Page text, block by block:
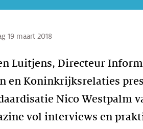
19 maart 2018
Luitjens, Directeur
en Koninkrijksrelaties
Nico Westpalm
vol interviews en